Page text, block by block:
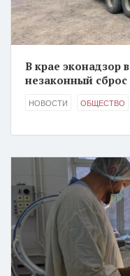
В крае эконадзор
незаконный сброс
НОВОСТИ ОБЩЕСТВО